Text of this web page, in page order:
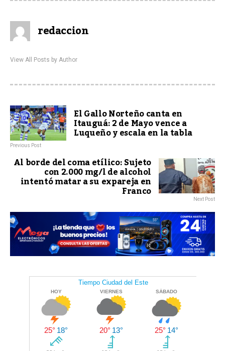
redaccion
View All Posts by Author
El Gallo Norteño canta en
Itauguá: 2 de Mayo vence a
Luqueño y escala en la tabla
Previous Post
Al borde del coma etílico: Sujeto
con 2.000 mg/l de alcohol
intentó matar a su expareja en
Franco Next Post